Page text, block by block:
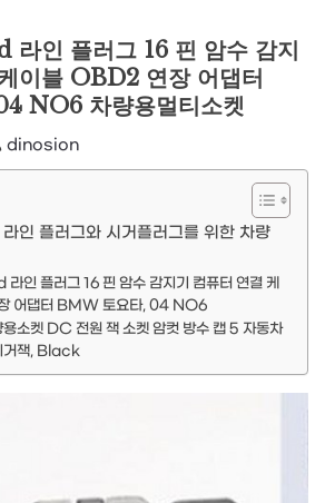
라인 플러그 16 핀 암수 감지
이블 OBD2 연장 어댑터
NO6 차량용멀티소켓
dinosion
인 플러그와 시거플러그를 위한 차량
인 플러그 16 핀 암수 감지기 컴퓨터 연결 케
어댑터 BMW 토요타, 04 NO6
용소켓 DC 전원 잭 소켓 암컷 방수 캡 5 자동차
거잭, Black